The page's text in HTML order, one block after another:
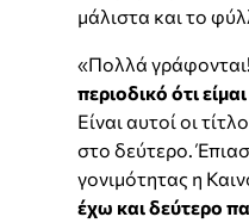
μάλιστα και το
«Πολλά
περιοδικό ότι
Είναι αυτοί οι
στο δεύτερο.
γονιμότητας η
έχω και δεύτερο